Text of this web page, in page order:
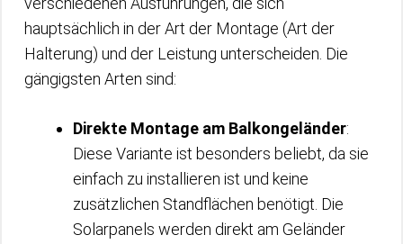
hauptsächlich in der Art der Montage (Art der
Halterung) und der Leistung unterscheiden. Die
gängigsten Arten sind:
Direkte Montage am Balkongeländer:
Diese Variante ist besonders beliebt, da sie
einfach zu installieren ist und keine
zusätzlichen Standflächen benötigt. Die
Solarpanels werden direkt am Geländer